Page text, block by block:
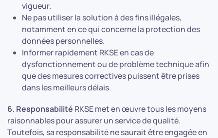
vigueur.
Ne pas utiliser la solution à des fins illégales,
notamment en ce qui concerne la protection des
données personnelles.
Informer rapidement RKSE en cas de
dysfonctionnement ou de problème technique afin
que des mesures correctives puissent être prises
dans les meilleurs délais.
6. Responsabilité RKSE met en œuvre tous les moyens
raisonnables pour assurer un service de qualité.
Toutefois, sa responsabilité ne saurait être engagée en